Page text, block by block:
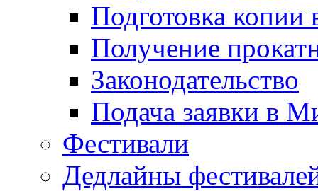
Подготовка копии
Получение
Законодательство
Подача заявки в
Фестивали
Дедлайны